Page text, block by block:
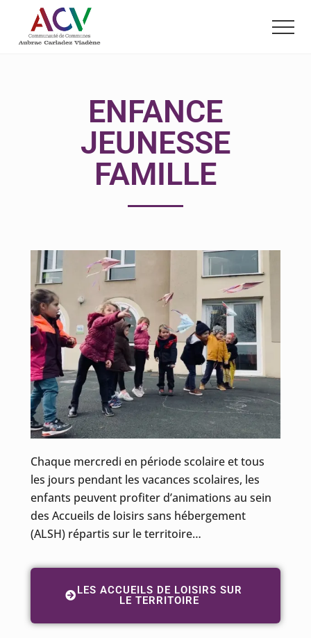
contenu
pied
ENFANCE
JEUNESSE
FAMILLE
Chaque mercredi en période scolaire et tous
les jours pendant les vacances scolaires, les
enfants peuvent profiter d’animations au sein
des Accueils de loisirs sans hébergement
(ALSH) répartis sur le territoire…
LES ACCUEILS DE LOISIRS SUR
LE TERRITOIRE